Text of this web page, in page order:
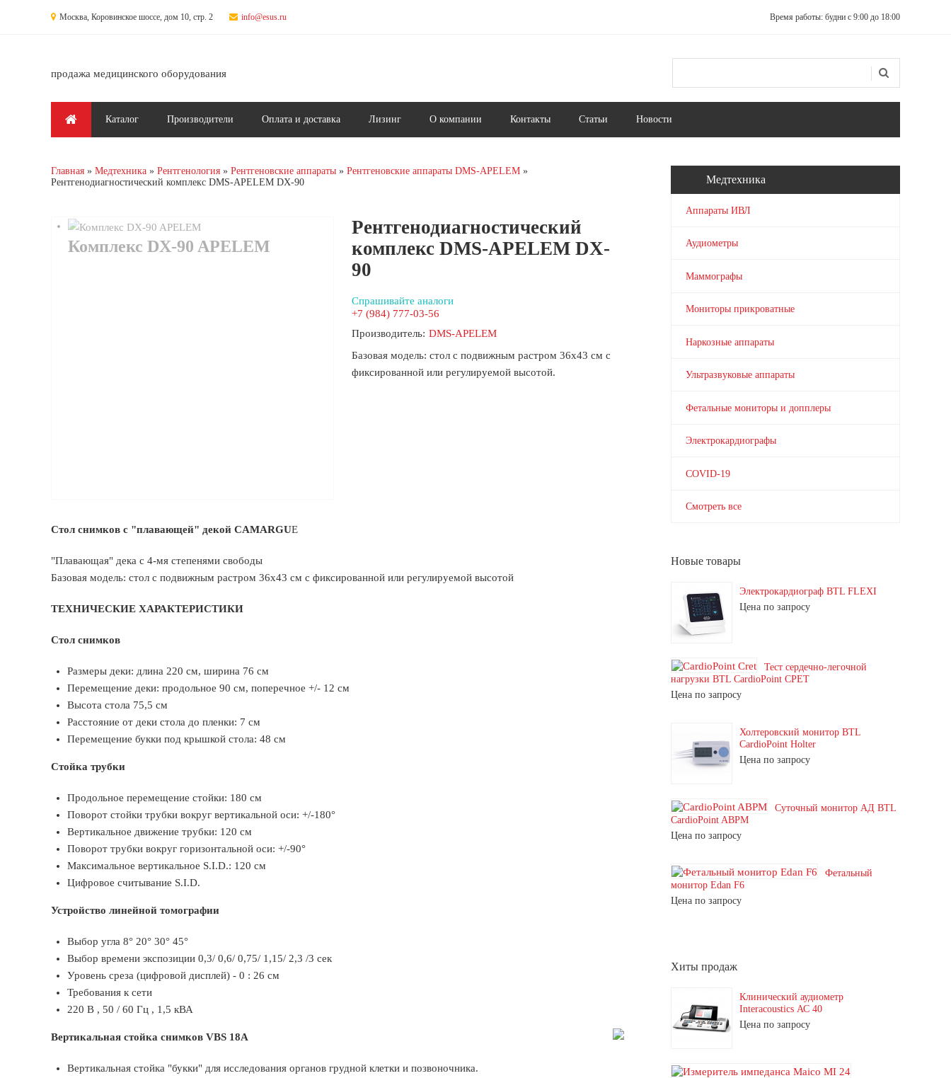
Москва, Коровинское шоссе, дом 10, стр. 2 info@esus.ru Время работы: будни с 9:00 до 18:00
продажа медицинского оборудования
Главное менюКаталог Производители Оплата и доставка Лизинг О компании Контакты Статьи Новости
Главная Медтехника Рентгенология Рентгеновские аппараты
Рентгеновские аппараты DMS-APELEM
Рентгенодиагностический комплекс DMS-APELEM DX-90
Комплекс DX-90 APELEM
Рентгенодиагностический
комплекс DMS-APELEM DX-
90
Спрашивайте аналоги
+7 (984) 777-03-56
Производитель: DMS-APELEM
Базовая модель: стол с подвижным растром 36х43 см с
фиксированной или регулируемой высотой.
Стол снимков с "плавающей" декой CAMARGUE
"Плавающая" дека с 4-мя степенями свободы
Базовая модель: стол с подвижным растром 36х43 см с фиксированной или регулируемой высотой
ТЕХНИЧЕСКИЕ ХАРАКТЕРИСТИКИ
Стол снимков
Размеры деки: длина 220 см, ширина 76 см
Перемещение деки: продольное 90 см, поперечное +/- 12 cм
Высота стола 75,5 см
Расстояние от деки стола до пленки: 7 см
Перемещение букки под крышкой стола: 48 см
Стойка трубки
Продольное перемещение стойки: 180 см
Поворот стойки трубки вокруг вертикальной оси: +/-180°
Вертикальное движение трубки: 120 см
Поворот трубки вокруг горизонтальной оси: +/-90°
Максимальное вертикальное S.I.D.: 120 см
Цифровое считывание S.I.D.
Устройство линейной томографии
Выбор угла 8° 20° 30° 45°
Выбор времени экспозиции 0,3/ 0,6/ 0,75/ 1,15/ 2,3 /3 сек
Уровень среза (цифровой дисплей) - 0 : 26 см
Требования к сети
220 В , 50 / 60 Гц , 1,5 кВА
Вертикальная стойка снимков VBS 18А
Вертикальная стойка "букки" для исследования органов грудной клетки и позвоночника.
Медтехника
Аппараты ИВЛ
Аудиометры
Маммографы
Мониторы прикроватные
Наркозные аппараты
Ультразвуковые аппараты
Фетальные мониторы и допплеры
Электрокардиографы
COVID-19
Смотреть все
Новые товары
Электрокардиограф BTL FLEXI
Цена по запросу
Тест сердечно-легочной
нагрузки BTL CardioPoint CPET
Цена по запросу
Холтеровский монитор BTL
CardioPoint Holter
Цена по запросу
Суточный монитор АД BTL
CardioPoint ABPM
Цена по запросу
Фетальный
монитор Edan F6
Цена по запросу
Хиты продаж
Клинический аудиометр
Interacoustics АС 40
Цена по запросу